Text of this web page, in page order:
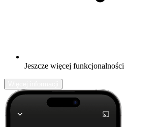
Jeszcze więcej funkcjonalności